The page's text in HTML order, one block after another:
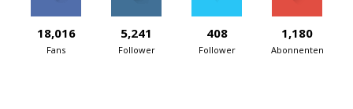
18,016
Fans
5,241
Follower
408
Follower
1,180
Abonnenten